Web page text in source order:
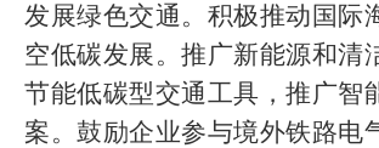
发展绿色交通。积极推动国际
空低碳发展。推广新能源和清
节能低碳型交通工具，推广智
案。鼓励企业参与境外铁路电